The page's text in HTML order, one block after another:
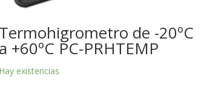
Termohigrometro de -20ºC
a +60ºC PC-PRHTEMP
Hay existencias